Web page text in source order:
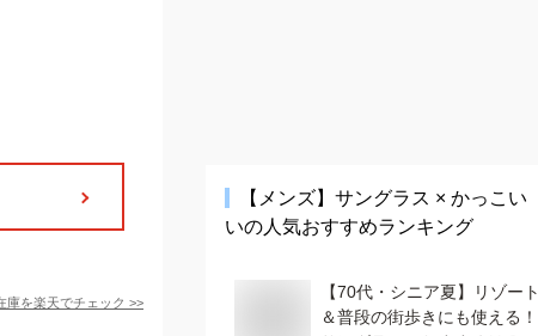
庫を楽天でチェック >>
【メンズ】 サングラス × かっこい
いの人気おすすめランキング
【70代・シニア夏】リゾート
＆普段の街歩きにも使える！